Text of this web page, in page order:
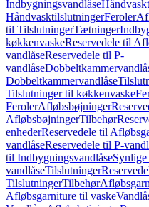
Indbygningsvandlåse
HåndvasktilslutningerFeroler
til TilslutningerTætninger
køkkenvaskeReservedele til
vandlåseReservedele til P-
vandlåse
Dobbeltkammervandlåse
Tilslutninger til køkkenvaske
FerolerAfløbsbøjninger
AfløbsbøjningerTilbehør
enhederReservedele til
vandlåseReservedele til P-
til IndbygningsvandlåseSynlige
vandlåseTilslutninger
TilslutningerTilbehør
Afløbsgarniture til vaske